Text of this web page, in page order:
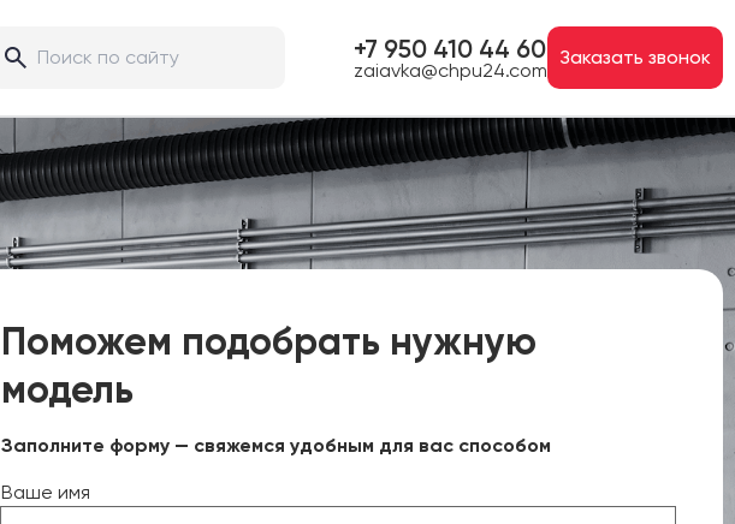
+7 950 410 44 60
zaiavka@chpu24.com
Заказать звонок
Поможем подобрать нужную
модель
Заполните форму — свяжемся удобным для вас способом
Ваше имя